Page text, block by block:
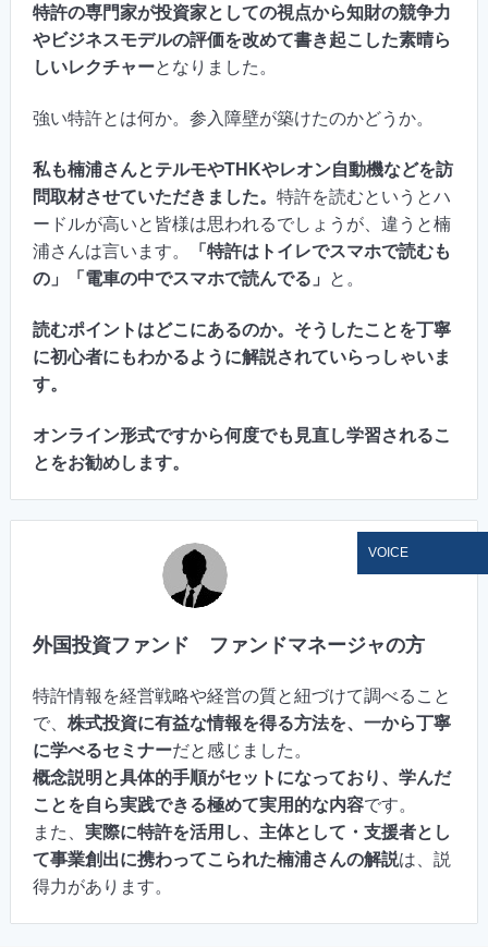
特許の専門家が投資家としての視点から知財の競争力
やビジネスモデルの評価を改めて書き起こした素晴ら
しいレクチャーとなりました。
強い特許とは何か。参入障壁が築けたのかどうか。
私も楠浦さんとテルモやTHKやレオン自動機などを訪
問取材させていただきました。 特許を読むというとハ
ードルが高いと皆様は思われるでしょうが、違うと楠
浦さんは言います。
「特許はトイレでスマホで読むも
の」「電車の中でスマホで読んでる」
と。
読むポイントはどこにあるのか。そうしたことを丁寧
に初心者にもわかるように解説されていらっしゃいま
す。
オンライン形式ですから何度でも見直し学習されるこ
とをお勧めします。
外国投資ファンド ファンドマネージャの方
特許情報を経営戦略や経営の質と紐づけて調べること
で、 株式投資に有益な情報を得る方法を、一から丁寧
に学べるセミナーだと感じました。
概念説明と具体的手順がセットになっており、学んだ
ことを自ら実践できる極めて実用的な内容です。
また、 実際に特許を活用し、主体として・支援者とし
て事業創出に携わってこられた楠浦さんの解説は、説
得力があります。
VOICE